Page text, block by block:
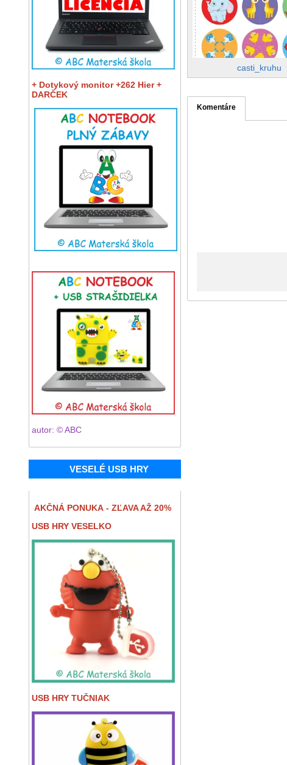
+ Dotykový monitor +262 Hier +
DARČEK
autor: © ABC
VESELÉ USB HRY
AKČNÁ PONUKA - ZĽAVA AŽ 20%
USB HRY VESELKO
USB HRY TUČNIAK
casti_kruhu
Komentáre